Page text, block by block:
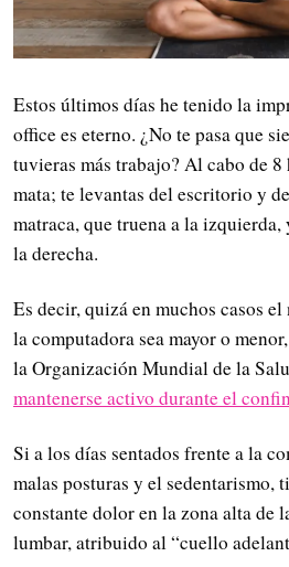
Estos últimos días he tenido la
office es eterno. ¿No te pasa que
tuvieras más trabajo? Al cabo de 8
mata; te levantas del escritorio y
matraca, que truena a la izquierda,
la derecha.
Es decir, quizá en muchos casos
la computadora sea mayor o
la Organización Mundial de la
mantenerse activo durante el
Si a los días sentados frente a la
malas posturas y el sedentarismo,
constante dolor en la zona alta de
lumbar, atribuido al “cuello